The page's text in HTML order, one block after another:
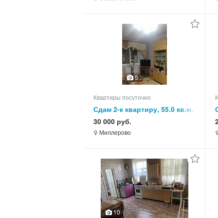
5
Квартиры посуточно
Сдам 2-к квартиру, 55.0 кв.м,
этаж 4 из 5
30 000 руб.
Миллерово
10